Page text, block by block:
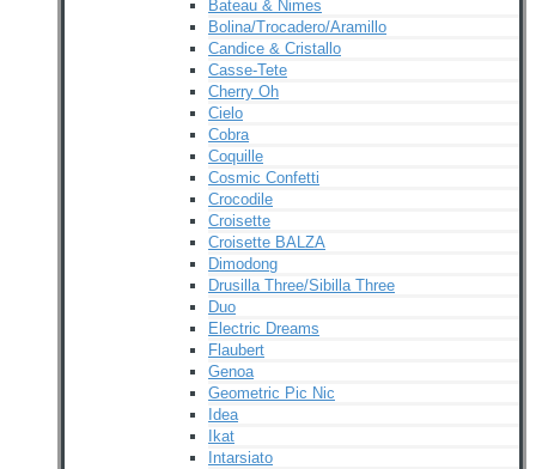
Bateau & Nimes
Bolina/Trocadero/Aramillo
Candice & Cristallo
Casse-Tete
Cherry Oh
Cielo
Cobra
Coquille
Cosmic Confetti
Crocodile
Croisette
Croisette BALZA
Dimodong
Drusilla Three/Sibilla Three
Duo
Electric Dreams
Flaubert
Genoa
Geometric Pic Nic
Idea
Ikat
Intarsiato